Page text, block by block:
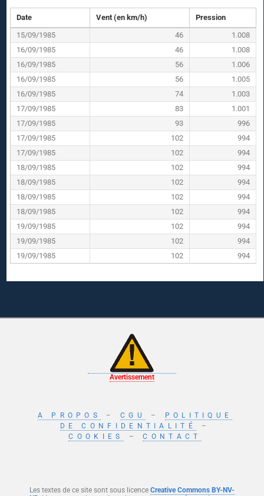
Date Vent (en km/h)
Pression
15/09/1985
46
1.008
16/09/1985
46
1.008
16/09/1985
56
1.006
16/09/1985
56
1.005
16/09/1985
74
1.003
17/09/1985
83
1.001
17/09/1985
93
996
17/09/1985
102
994
17/09/1985
102
994
18/09/1985
102
994
18/09/1985
102
994
18/09/1985
102
994
18/09/1985
102
994
19/09/1985
102
994
19/09/1985
102
994
19/09/1985
102 994
Avertissement
A PROPOS – CGU –
POLITIQUE
DE CONFIDENTIALITÉ
–
COOKIES
–CONTACT
Les textes de ce site sont sous licence Creative Commons BY-NV-